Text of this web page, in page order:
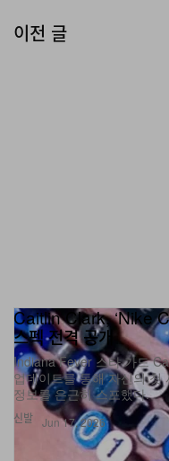
신발
스펙 전격 공개
Indiana Fever 스타 가드
업데이트를 통해 자신의 첫
정보를 은근히 스포했다.
Jun 17, 2026